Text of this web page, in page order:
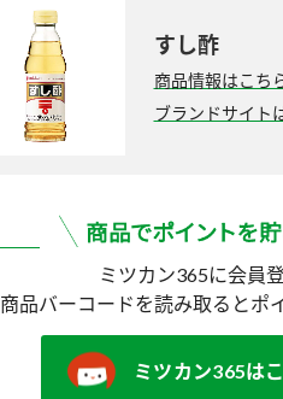
すし酢
商品情報はこち
ブランドサイト
ミツカン365に会員
商品バーコードを読み取ると ポ
ミツカン365は